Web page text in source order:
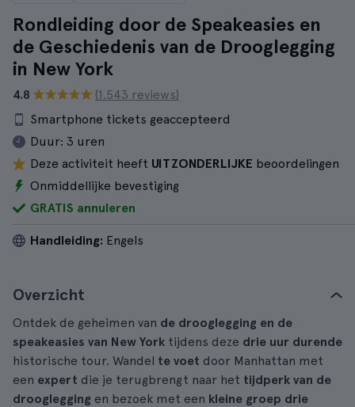
Rondleiding door de Speakeasies en
de Geschiedenis van de Drooglegging
in New York
4.8
(1.543 reviews)
Smartphone tickets geaccepteerd
Duur: 3 uren
Deze activiteit heeft UITZONDERLIJKE beoordelingen
Onmiddellijke bevestiging
GRATIS annuleren
Handleiding: Engels
Overzicht
Ontdek de geheimen van de drooglegging en de
speakeasies van New York tijdens deze drie uur durende
historische tour. Wandel te voet door Manhattan met
een expert die je terugbrengt naar het tijdperk van de
drooglegging en bezoek met een kleine groep drie